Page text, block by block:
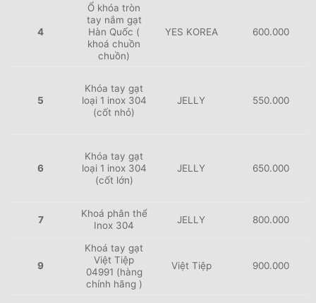
4
Ổ khóa tròn
tay nắm gạt
Hàn Quốc (
khoá chuồn
chuồn)
YES KOREA 600.000
5
Khóa tay gạt
loại 1 inox 304
(cốt nhỏ)
JELLY 550.000
6
Khóa tay gạt
loại 1 inox 304
(cốt lớn)
JELLY 650.000
7
Khoá phân thể
Inox 304
JELLY 800.000
9
Khoá tay gạt
Việt Tiệp
04991 (hàng
chính hãng )
Việt Tiệp 900.000